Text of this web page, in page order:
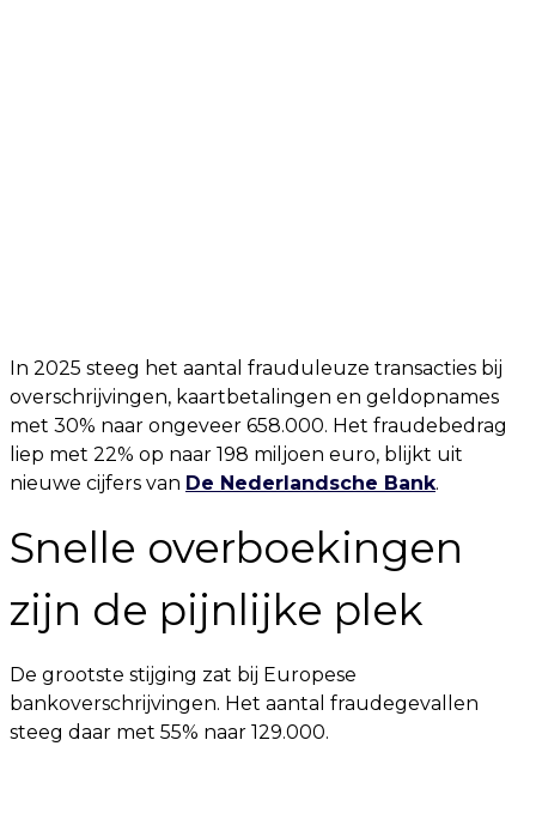
In 2025 steeg het aantal frauduleuze transacties bij
overschrijvingen, kaartbetalingen en geldopnames
met 30% naar ongeveer 658.000. Het fraudebedrag
liep met 22% op naar 198 miljoen euro, blijkt uit
nieuwe cijfers van De Nederlandsche Bank.
Snelle overboekingen
zijn de pijnlijke plek
De grootste stijging zat bij Europese
bankoverschrijvingen. Het aantal fraudegevallen
steeg daar met 55% naar 129.000.